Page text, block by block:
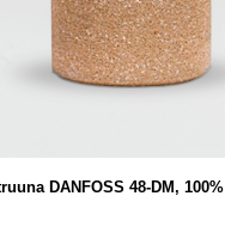
DANFOSS 48-DM,